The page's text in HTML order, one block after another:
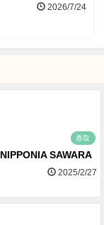
2026/7/24
香取
NIPPONIA SAWARA
2025/2/27